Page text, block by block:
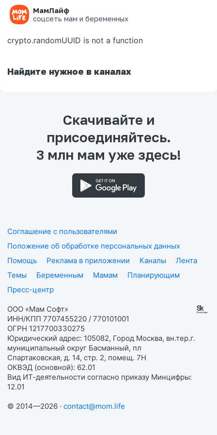
МамЛайф
соцсеть мам и беременных
Ошибка на странице
crypto.randomUUID is not a function
Найдите нужное в каналах
Скачивайте и
присоединяйтесь.
3 млн мам уже здесь!
Соглашение с пользователями
Положение об обработке персональных данных
Помощь
Реклама в приложении Каналы
Лента
Темы
Беременным Мамам
Планирующим
Пресс-центр
ООО «Мам Софт»
ИНН/КПП 7707455220 / 770101001
ОГРН 1217700330275
Юридический адрес: 105082, Город Москва, вн.тер.г.
муниципальный округ Басманный, пл
Спартаковская, д. 14, стр. 2, помещ. 7Н
ОКВЭД (основной): 62.01
Вид ИТ-деятельности согласно приказу Минцифры:
12.01
© 2014—2026 · contact@mom.life